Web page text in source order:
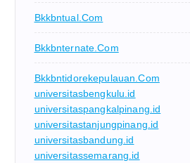
Bkkbntual.com
Bkkbnternate.com
Bkkbntidorekepulauan.com
universitasbengkulu.id
universitaspangkalpinang.id
universitastanjungpinang.id
universitasbandung.id
universitassemarang.id